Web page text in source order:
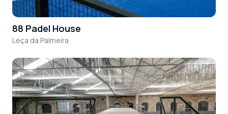
88 Padel House
Leça da Palmeira